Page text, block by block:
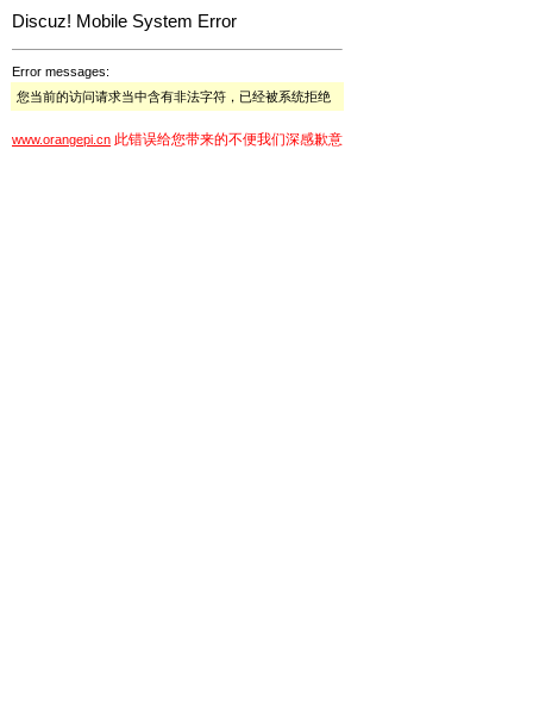
Discuz! Mobile System Error
Error messages:
您当前的访问请求当中含有非法字符，已经被系统拒绝
www.orangepi.cn 此错误给您带来的不便我们深感歉意